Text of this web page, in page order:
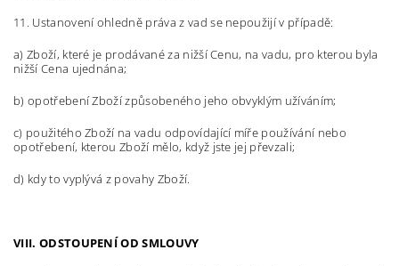
11. Ustanovení ohledně práva z vad se nepoužijí v případě:
a) Zboží, které je prodávané za nižší Cenu, na vadu, pro kterou byla
nižší Cena ujednána;
b) opotřebení Zboží způsobeného jeho obvyklým užíváním;
c) použitého Zboží na vadu odpovídající míře používání nebo
opotřebení, kterou Zboží mělo, když jste jej převzali;
d) kdy to vyplývá z povahy Zboží.
VIII. ODSTOUPENÍ OD SMLOUVY